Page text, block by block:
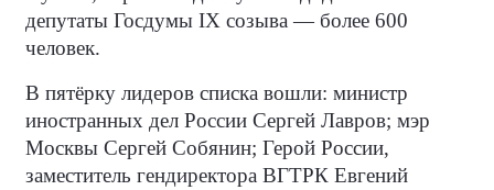
депутаты Госдумы IX созыва — более 600
человек.
В пятёрку лидеров списка вошли: министр
иностранных дел России Сергей Лавров; мэр
Москвы Сергей Собянин; Герой России,
заместитель гендиректора ВГТРК Евгений